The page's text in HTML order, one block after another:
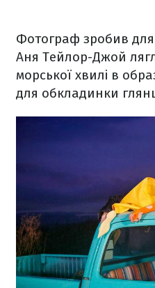
Фотограф зробив
Аня Тейлор-Джой
морської хвилі в
для обкладинки